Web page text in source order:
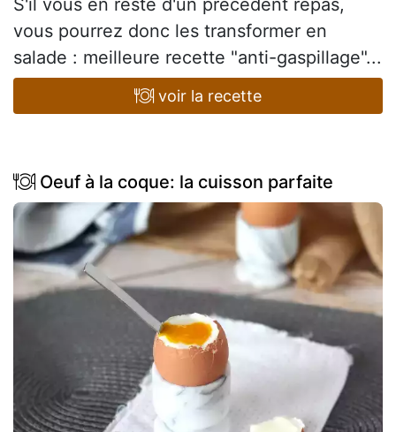
vous pourrez donc les transformer en
salade : meilleure recette "anti-gaspillage"...
voir la recette
Oeuf à la coque: la cuisson parfaite